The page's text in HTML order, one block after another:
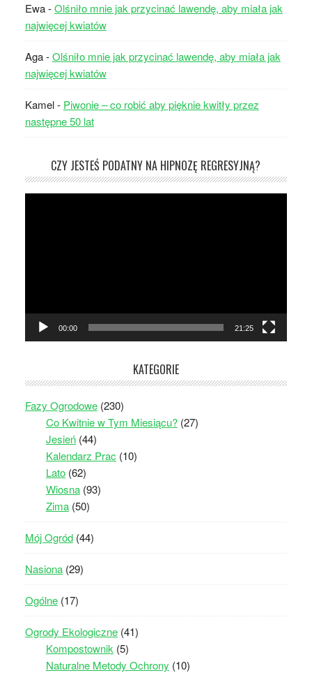
Ewa-Olśniło mnie jak przycinać lawendę, aby miała jak
najwięcej kwiatów
Aga-Olśniło mnie jak przycinać lawendę, aby miała jak
najwięcej kwiatów
Kamel- Piwonie – co robić aby pięknie kwitły przez
następne 50 lat
CZY JESTEŚ PODATNY NA HIPNOZĘ REGRESYJNĄ?
00:00 21:25
KATEGORIE
Fazy Ogrodowe(230)
Co Kwitnie w Tym Miesiącu?(27)
Jesień(44)
Kalendarz Prac (10)
Lato(62)
Wiosna(93)
Zima(50)
Mój Ogród(44)
Nasiona(29)
Ogólne(17)
Ogrody Ekologiczne(41)
Kompostownik (5)
Naturalne Metody Ochrony (10)